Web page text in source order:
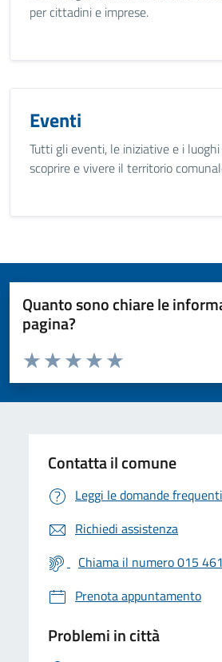
per cittadini e imprese.
Eventi
Tutti gli eventi, le iniziative e i
scoprire e vivere il territorio
Quanto sono chiare le
pagina?
Valuta da 1 a 5 stelle la pagina
Valuta 5 stelle su 5
Valuta 4 stelle su 5
Valuta 3 stelle su 5
Valuta 2 stelle su 5
Valuta 1 stelle su 5
Contatta il comune
Leggi le domande frequenti
Richiedi assistenza
Chiama il numero 015
Prenota appuntamento
Problemi in città